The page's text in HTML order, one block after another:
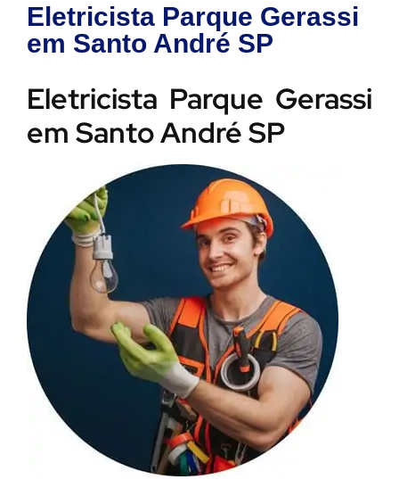
Eletricista Parque Gerassi
em Santo André SP
Eletricista Parque Gerassi
em Santo André SP